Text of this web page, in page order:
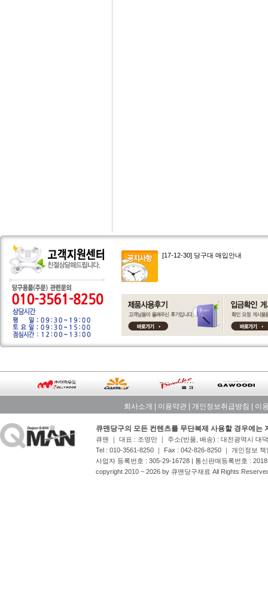
[17-12-30] 당구대 매입안내
회사소개 이용약관 개인정보취급방침 이
큐맨당구의 모든 컨텐츠를 무단복제 사용할 경우에는
큐맨 ｜ 대표 : 조영만 ｜ 주소(반품, 배송) : 대전광역시 대
Tel : 010-3561-8250 ｜ Fax : 042-826-8250 ｜ 개인정보
사업자 등록번호 : 305-29-16728 | 통신판매등록번호 :
copyright 2010 ~ 2026 by 큐맨당구재료 All Rights